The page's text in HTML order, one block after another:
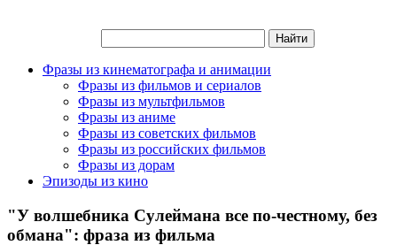
Фразы из кинематографа и анимации
Фразы из фильмов и сериалов
Фразы из мультфильмов
Фразы из аниме
Фразы из советских фильмов
Фразы из российских фильмов
Фразы из дорам
Эпизоды из кино
"У волшебника Сулеймана все по-честному, без
обмана": фраза из фильма